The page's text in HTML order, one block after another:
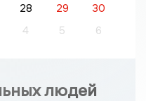
28 29
30
4 5 6
людей